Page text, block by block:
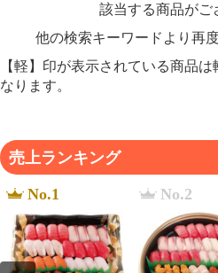
該当する商品がご
他の検索キーワードより再
【軽】印が表示されている商品
なります。
売上ランキング
No.1 No.2